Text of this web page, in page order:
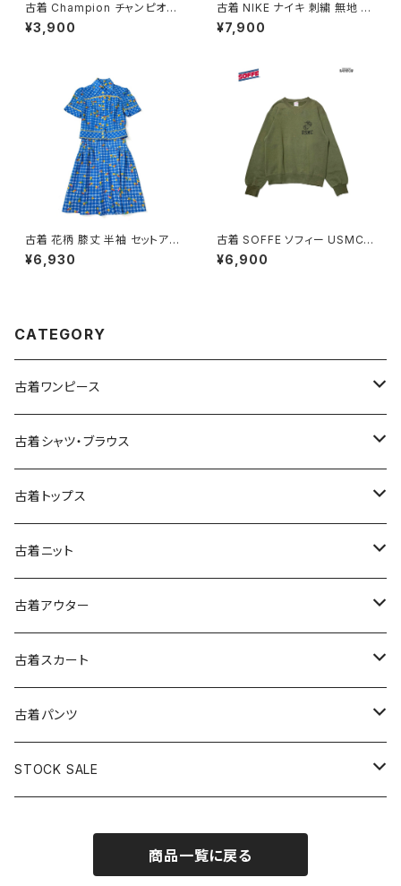
古着 Champion チャンピオン
ロゴ コットン100％ 長袖 Ｔシャ
ツ 赤 (ttu2501067)
¥3,900
古着 NIKE ナイキ 刺繍 無地 ナ
イロン 長袖 アウター アウトドア
ジャケット ピンク (ttu250816
¥7,900
古着 花柄 膝丈 半袖 セットアッ
プ 青 (oa2607082)
¥6,930
古着 SOFFE ソフィー USMC
アメリカ製 ロゴ 長袖 スウェット
トレーナー 緑 カーキ (ttu2508
¥6,900
CATEGORY
古着ワンピース
古着長袖ワンピース
古着半袖ワンピース
古着ノースリーブワンピース
古着キャミソールワンピース
古着ベアトップワンピース
古着オールインワン
古着オーバーオール
古着シャツ・ブラウス
古着長袖シャツ・ブラウス
古着半袖シャツ・ブラウス
古着ノースリーブシャツ・ブラウス
古着トップス
古着スウェット&パーカー
古着スウェット
古着パーカー
古着プルオーバー
古着長袖プルオーバー
古着半袖プルオーバー
古着Ｔシャツ
古着長袖Ｔシャツ
古着半袖Ｔシャツ
古着ベスト
古着キャミソール
古着ポロシャツ
古着ニット
古着セーター
古着カーディガン
古着半袖ニット
古着ニットアウター
古着アウター
古着ライトジャケット
古着ライトコート
古着ヘビージャケット
古着スカート
古着ロング丈スカート (丈76cm-)
古着膝丈スカート (丈56-75cm)
古着ミニ丈スカート (丈56-75cm)
古着パンツ
古着ロング丈パンツ
STOCK SALE
Autumn / Winter
商品一覧に戻る